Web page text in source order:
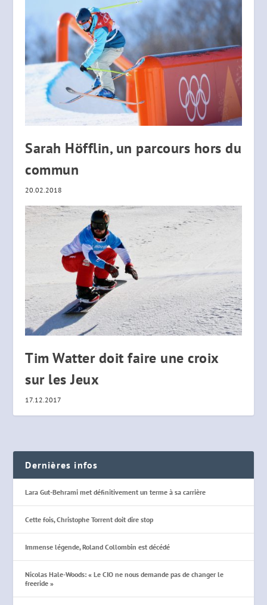
Sarah Höfflin, un parcours hors du
commun
20.02.2018
Tim Watter doit faire une croix
sur les Jeux
17.12.2017
Dernières infos
Lara Gut-Behrami met définitivement un terme à sa carrière
Cette fois, Christophe Torrent doit dire stop
Immense légende, Roland Collombin est décédé
Nicolas Hale-Woods: « Le CIO ne nous demande pas de changer le
freeride »